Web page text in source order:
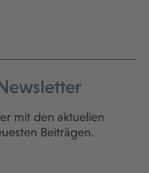
mit den aktuellen
Beiträgen.